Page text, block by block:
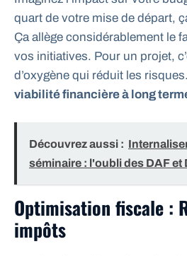
quart de votre mise de départ,
Ça allège considérablement le
vos initiatives. Pour un projet,
d’oxygène qui réduit les
viabilité financière à long
Découvrez aussi :
séminaire : l'oubli des DAF et
Optimisation fiscale :
impôts